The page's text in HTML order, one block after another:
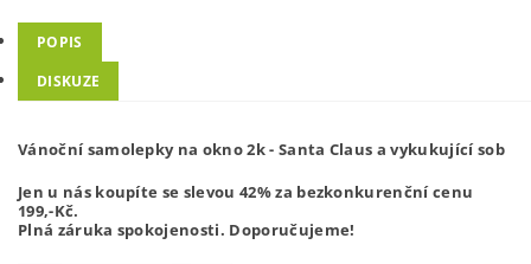
POPIS
DISKUZE
Vánoční samolepky na okno 2k - Santa Claus a vykukující sob
Jen u nás koupíte se slevou 42% za bezkonkurenční cenu
199,-Kč.
Plná záruka spokojenosti. Doporučujeme!